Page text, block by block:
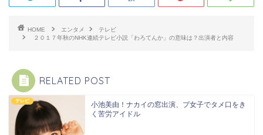
HOME エンタメ
テレビ
２０１７年秋のNHK連続テレビ小説「わろてんか」の意味は？出演者と内容
RELATED POST
テレビ
小池美由！ナカイの窓出演、プ女子でタメ口をき
く苦労アイドル